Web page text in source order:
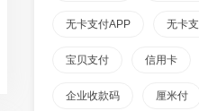
无卡支付APP 无卡
宝贝支付 信用卡
企业收款码 厘米付